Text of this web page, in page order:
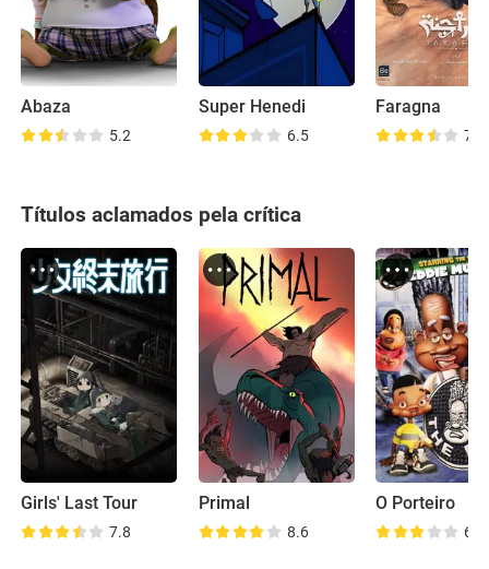
Abaza
5.2
Super Henedi
6.5
Faragna
7.7
Títulos aclamados pela crítica
Girls' Last Tour
7.8
Primal
8.6
O Porteiro
6.8